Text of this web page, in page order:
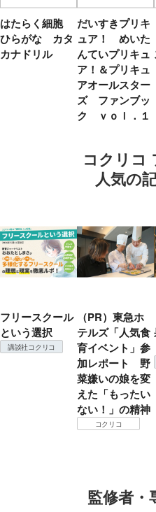
はたらく細胞
ひらがな カタ
カナドリル
だいすきプリキ
ュア！ めいた
んていプリキュ
ア！＆プリキュ
アオールスター
ズ ファンブッ
ク ｖｏｌ．１
コクリコ
人気の
フリースクール
という選択
講談社コクリコ
（PR）東急ホ
テルズ「人気食
育イベント」参
加レポート 野
菜嫌いの娘を変
えた「もったい
ない！」の精神
コクリコ
監修者・